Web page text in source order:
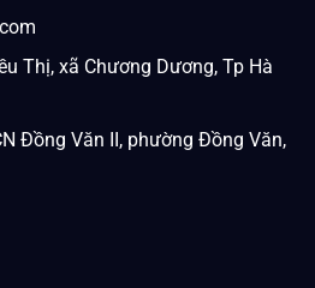
Thị, xã Chương Dương, Tp Hà
Đồng Văn II, phường Đồng Văn,